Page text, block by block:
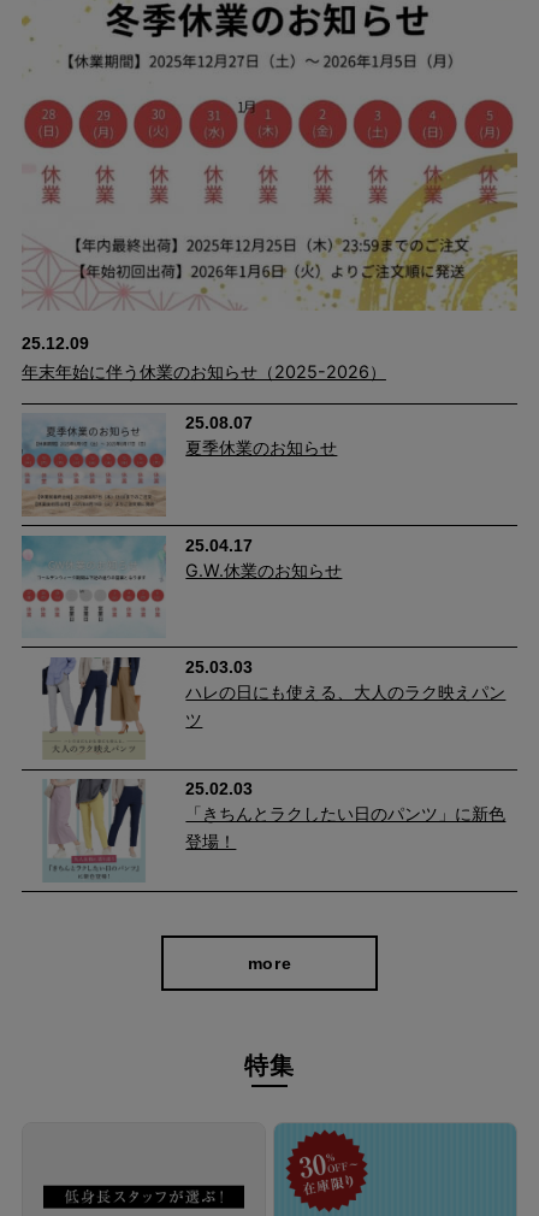
ながらも締め付け感は少なく、長時間穿いていても窮屈さを感じ
にくくなっています。
25.12.09
年末年始に伴う休業のお知らせ（2025-2026）
25.08.07
夏季休業のお知らせ
25.04.17
G.W.休業のお知らせ
25.03.03
ハレの日にも使える、大人のラク映えパン
ツ
25.02.03
「きちんとラクしたい日のパンツ」に新色
登場！
more
特集